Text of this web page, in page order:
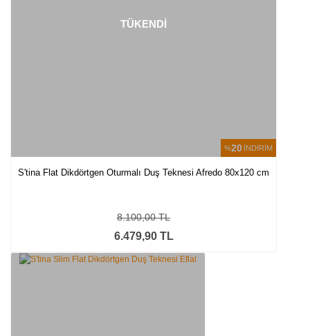
%20 İNDİRİM
TÜKENDİ
S'tina Flat Dikdörtgen Oturmalı Duş Teknesi Afredo 80x120 cm
6.479,90 TL
8.100,00 TL